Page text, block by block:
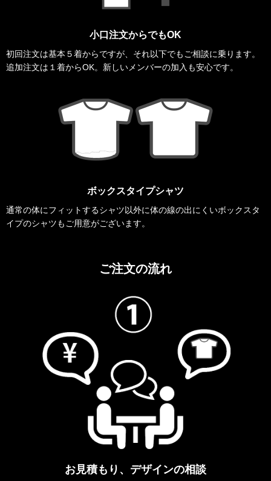
小口注文からでもOK
初回注文は基本５着からですが、それ以下でもご相談に乗ります。
追加注文は１着からOK。新しいメンバーの加入も安心です。
ボックスタイプシャツ
通常の体にフィットするシャツ以外に体の線の出にくいボックスタ
イプのシャツもご用意がございます。
ご注文の流れ
お見積もり、デザインの相談